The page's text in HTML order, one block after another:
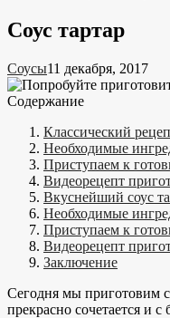
Соус тартар
Соусы11 декабря, 2017
Содержание
Классический
Необходимые
Приступаем к
Видеорецепт
Вкуснейший соус
Необходимые
Приступаем к
Видеорецепт
Заключение
Сегодня мы приготовим
прекрасно сочетается и